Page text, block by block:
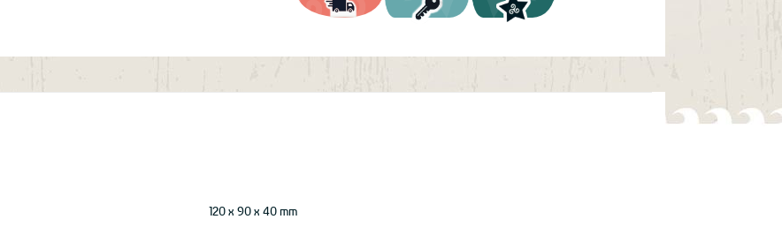
120 x 90 x 40 mm